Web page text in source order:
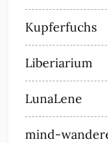
Kupferfuchs
Liberiarium
LunaLene
mind-